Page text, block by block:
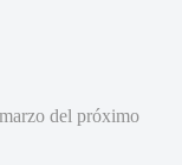
del próximo